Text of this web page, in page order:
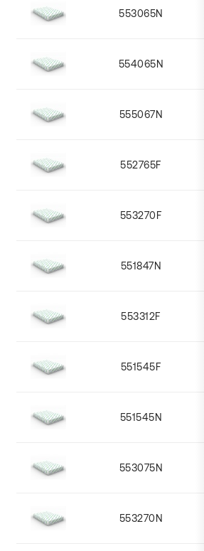
553065N
554065N
555067N
552765F
553270F
551847N
553312F
551545F
551545N
553075N
553270N